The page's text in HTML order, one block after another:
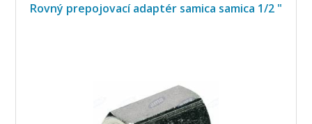
Rovný prepojovací adaptér samica samica 1/2 "